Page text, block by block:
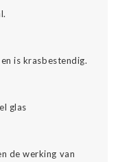
is krasbestendig.
glas
de werking van